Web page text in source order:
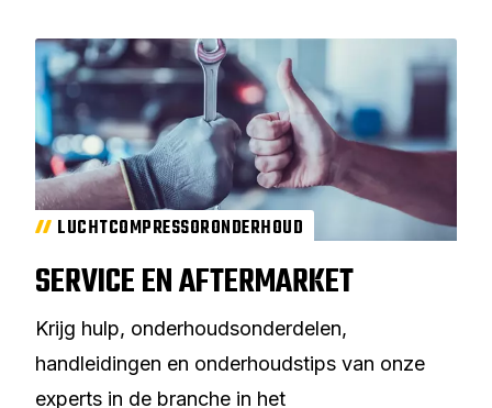
LUCHTCOMPRESSORONDERHOUD
SERVICE EN AFTERMARKET
Krijg hulp, onderhoudsonderdelen,
handleidingen en onderhoudstips van onze
experts in de branche in het